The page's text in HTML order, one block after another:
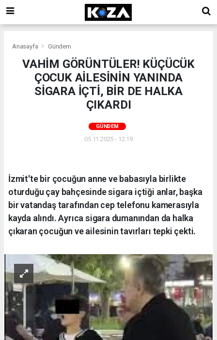
Anasayfa Gündem
VAHİM GÖRÜNTÜLER! KÜÇÜCÜK
ÇOCUK AİLESİNİN YANINDA
SİGARA İÇTİ, BİR DE HALKA
ÇIKARDI
GÜNDEM
05.11.2025 - 12:19
İzmit'te bir çocuğun anne ve babasıyla birlikte
oturduğu çay bahçesinde sigara içtiği anlar, başka
bir vatandaş tarafından cep telefonu kamerasıyla
kayda alındı. Ayrıca sigara dumanından da halka
çıkaran çocuğun ve ailesinin tavırları tepki çekti.